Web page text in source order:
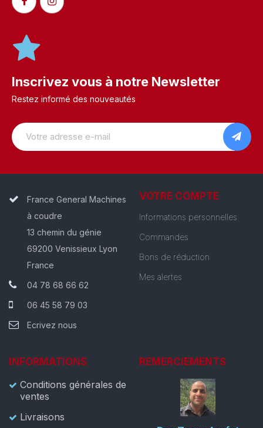
Inscrivez vous à notre Newsletter
Restez informé des nouveautés
France General Machines
à coudre
13 chemin du génie
69200 Venissieux Lyon
France
04 78 68 66 62
06 45 58 79 03
Ecrivez nous
VOTRE COMPTE
Informations personnelles
Commandes
Bons de réduction
Mes alertes
INFORMATIONS
Conditions générales de
ventes
Livraisons
REMERCIEMENTS